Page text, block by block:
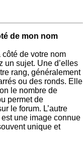
de mon nom
de votre nom
un sujet. Une d’elles
rang, généralement
ou des ronds. Elle
le nombre de
permet de
le forum. L’autre
une image connue
unique et